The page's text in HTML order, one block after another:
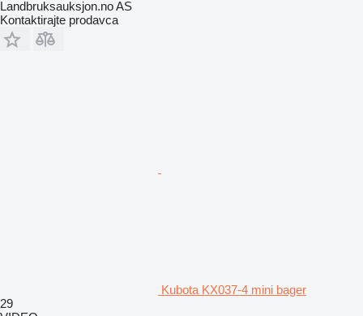
Landbruksauksjon.no AS
Kontaktirajte prodavca
Kubota KX037-4 mini bager
29